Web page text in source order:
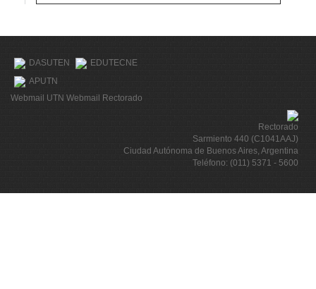
DASUTEN
EDUTECNE
APUTN
Webmail UTN Webmail Rectorado
Rectorado
Sarmiento 440 (C1041AAJ)
Ciudad Autónoma de Buenos Aires, Argentina
Teléfono: (011) 5371 - 5600